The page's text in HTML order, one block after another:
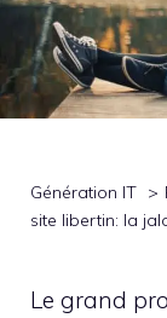
Génération IT
site libertin: la
Le grand